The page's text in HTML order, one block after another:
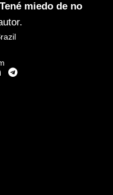
miedo de no